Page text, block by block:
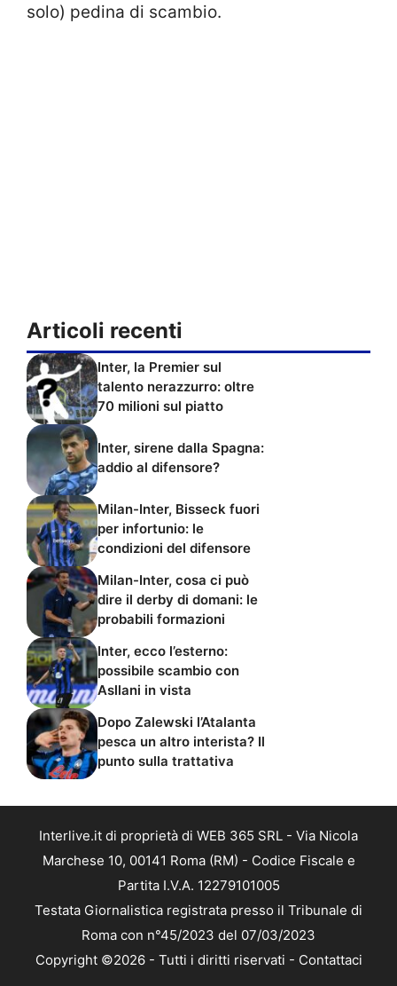
solo) pedina di scambio.
Articoli recenti
Inter, la Premier sul
talento nerazzurro: oltre
70 milioni sul piatto
Inter, sirene dalla Spagna:
addio al difensore?
Milan-Inter, Bisseck fuori
per infortunio: le
condizioni del difensore
Milan-Inter, cosa ci può
dire il derby di domani: le
probabili formazioni
Inter, ecco l’esterno:
possibile scambio con
Asllani in vista
Dopo Zalewski l’Atalanta
pesca un altro interista? Il
punto sulla trattativa
Interlive.it di proprietà di WEB 365 SRL - Via Nicola
Marchese 10, 00141 Roma (RM) - Codice Fiscale e
Partita I.V.A. 12279101005
Testata Giornalistica registrata presso il Tribunale di
Roma con n°45/2023 del 07/03/2023
Copyright ©2026 - Tutti i diritti riservati - Contattaci